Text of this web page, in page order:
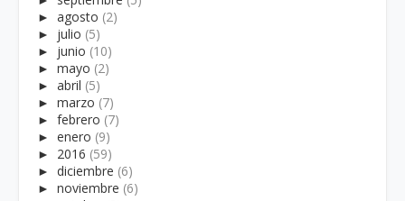
► agosto (2)
► julio (5)
► junio (10)
► mayo (2)
► abril (5)
► marzo (7)
► febrero (7)
► enero (9)
► 2016 (59)
► diciembre (6)
► noviembre (6)